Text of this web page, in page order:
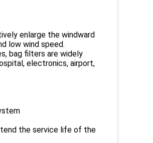
enlarge the windward
low wind speed.
bag filters are widely
electronics, airport,
the service life of the